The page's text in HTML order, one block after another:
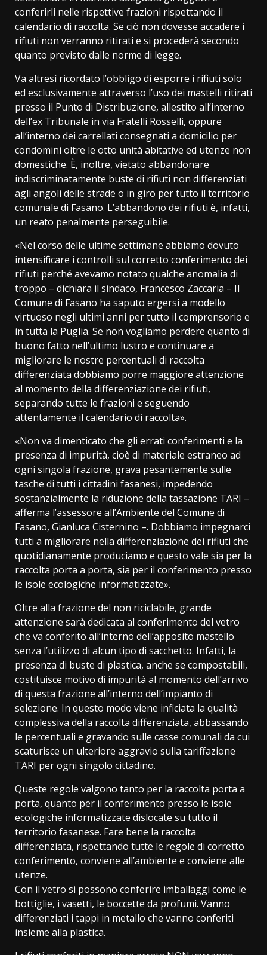
conferirli nelle rispettive frazioni rispettando il
calendario di raccolta. Se ciò non dovesse accadere i
rifiuti non verranno ritirati e si procederà secondo
quanto previsto dalle norme di legge.
Va altresì ricordato l’obbligo di esporre i rifiuti solo
ed esclusivamente attraverso l’uso dei mastelli ritirati
presso il Punto di Distribuzione, allestito all’interno
dell’ex Tribunale in via Fratelli Rosselli, oppure
all’interno dei carrellati consegnati a domicilio per
condomini oltre le otto unità abitative ed utenze non
domestiche. È, inoltre, vietato abbandonare
indiscriminatamente buste di rifiuti non differenziati
agli angoli delle strade o in giro per tutto il territorio
comunale di Fasano. L’abbandono dei rifiuti è, infatti,
un reato penalmente perseguibile.
«Nel corso delle ultime settimane abbiamo dovuto
intensificare i controlli sul corretto conferimento dei
rifiuti perché avevamo notato qualche anomalia di
troppo – dichiara il sindaco, Francesco Zaccaria – Il
Comune di Fasano ha saputo ergersi a modello
virtuoso negli ultimi anni per tutto il comprensorio e
in tutta la Puglia. Se non vogliamo perdere quanto di
buono fatto nell’ultimo lustro e continuare a
migliorare le nostre percentuali di raccolta
differenziata dobbiamo porre maggiore attenzione
al momento della differenziazione dei rifiuti,
separando tutte le frazioni e seguendo
attentamente il calendario di raccolta».
«Non va dimenticato che gli errati conferimenti e la
presenza di impurità, cioè di materiale estraneo ad
ogni singola frazione, grava pesantemente sulle
tasche di tutti i cittadini fasanesi, impedendo
sostanzialmente la riduzione della tassazione TARI –
afferma l’assessore all’Ambiente del Comune di
Fasano, Gianluca Cisternino –. Dobbiamo impegnarci
tutti a migliorare nella differenziazione dei rifiuti che
quotidianamente produciamo e questo vale sia per la
raccolta porta a porta, sia per il conferimento presso
le isole ecologiche informatizzate».
Oltre alla frazione del non riciclabile, grande
attenzione sarà dedicata al conferimento del vetro
che va conferito all’interno dell’apposito mastello
senza l’utilizzo di alcun tipo di sacchetto. Infatti, la
presenza di buste di plastica, anche se compostabili,
costituisce motivo di impurità al momento dell’arrivo
di questa frazione all’interno dell’impianto di
selezione. In questo modo viene inficiata la qualità
complessiva della raccolta differenziata, abbassando
le percentuali e gravando sulle casse comunali da cui
scaturisce un ulteriore aggravio sulla tariffazione
TARI per ogni singolo cittadino.
Queste regole valgono tanto per la raccolta porta a
porta, quanto per il conferimento presso le isole
ecologiche informatizzate dislocate su tutto il
territorio fasanese. Fare bene la raccolta
differenziata, rispettando tutte le regole di corretto
conferimento, conviene all’ambiente e conviene alle
utenze.
Con il vetro si possono conferire imballaggi come le
bottiglie, i vasetti, le boccette da profumi. Vanno
differenziati i tappi in metallo che vanno conferiti
insieme alla plastica.